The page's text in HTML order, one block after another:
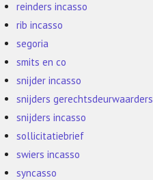
reinders incasso
rib incasso
segoria
smits en co
snijder incasso
snijders gerechtsdeurwaarders
snijders incasso
sollicitatiebrief
swiers incasso
syncasso